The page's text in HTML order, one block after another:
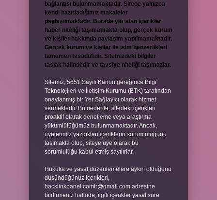
bağlantısı bulunmamaktadır. Sitede yalnızca
kendi hazırladığımız makaleler
paylaşılmaktadır. Burada yer alan içerikler
haber niteliği taşımamakta olup, gerçek kurum
ve kişiler hakkında paylaşım yapılmamaktadır.
Gerçek kurum ve kişiler ile isim benzerlikleri
tamamen tesadüfidir. Sitemizdeki bilgiler
taslak halindedir ve tavsiye niteliği taşımazlar.
Sitemiz, 5651 Sayılı Kanun gereğince Bilgi
Teknolojileri ve İletişim Kurumu (BTK) tarafından
onaylanmış bir Yer Sağlayıcı olarak hizmet
vermektedir. Bu nedenle, sitedeki içerikleri
proaktif olarak denetleme veya araştırma
yükümlülüğümüz bulunmamaktadır. Ancak,
üyelerimiz yazdıkları içeriklerin sorumluluğunu
taşımakta olup, siteye üye olarak bu
sorumluluğu kabul etmiş sayılırlar.
Hukuka ve yasal düzenlemelere aykırı olduğunu
düşündüğünüz içerikleri,
backlinkpanelicomtr@gmail.com adresine
bildirmeniz halinde, ilgili içerikler yasal süre